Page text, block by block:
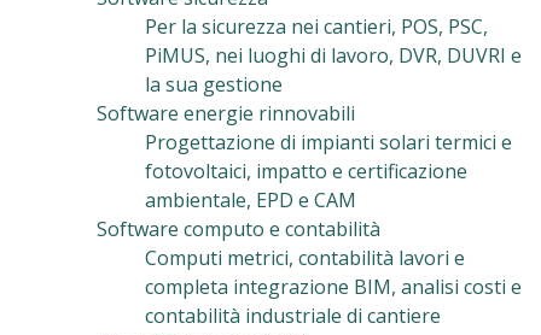
Per la sicurezza nei cantieri, POS, PSC,
PiMUS, nei luoghi di lavoro, DVR, DUVRI e
la sua gestione
Software energie rinnovabili
Progettazione di impianti solari termici e
fotovoltaici, impatto e certificazione
ambientale, EPD e CAM
Software computo e contabilità
Computi metrici, contabilità lavori e
completa integrazione BIM, analisi costi e
contabilità industriale di cantiere